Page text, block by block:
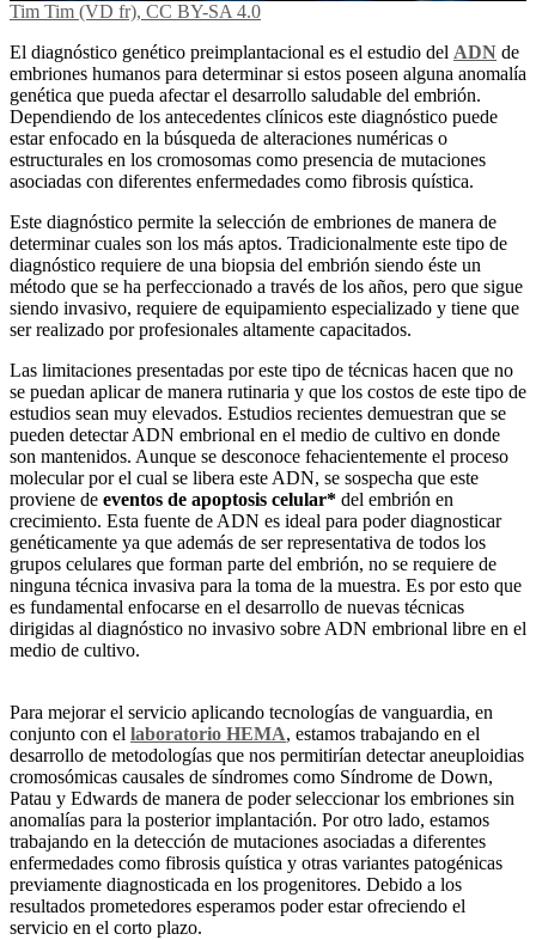
Tim Tim (VD fr), CC BY-SA 4.0
El diagnóstico genético preimplantacional es el estudio del ADN de
embriones humanos para determinar si estos poseen alguna anomalía
genética que pueda afectar el desarrollo saludable del embrión.
Dependiendo de los antecedentes clínicos este diagnóstico puede
estar enfocado en la búsqueda de alteraciones numéricas o
estructurales en los cromosomas como presencia de mutaciones
asociadas con diferentes enfermedades como fibrosis quística.
Este diagnóstico permite la selección de embriones de manera de
determinar cuales son los más aptos. Tradicionalmente este tipo de
diagnóstico requiere de una biopsia del embrión siendo éste un
método que se ha perfeccionado a través de los años, pero que sigue
siendo invasivo, requiere de equipamiento especializado y tiene que
ser realizado por profesionales altamente capacitados.
Las limitaciones presentadas por este tipo de técnicas hacen que no
se puedan aplicar de manera rutinaria y que los costos de este tipo de
estudios sean muy elevados. Estudios recientes demuestran que se
pueden detectar ADN embrional en el medio de cultivo en donde
son mantenidos. Aunque se desconoce fehacientemente el proceso
molecular por el cual se libera este ADN, se sospecha que este
proviene de eventos de apoptosis celular* del embrión en
crecimiento. Esta fuente de ADN es ideal para poder diagnosticar
genéticamente ya que además de ser representativa de todos los
grupos celulares que forman parte del embrión, no se requiere de
ninguna técnica invasiva para la toma de la muestra. Es por esto que
es fundamental enfocarse en el desarrollo de nuevas técnicas
dirigidas al diagnóstico no invasivo sobre ADN embrional libre en el
medio de cultivo.
Para mejorar el servicio aplicando tecnologías de vanguardia, en
conjunto con el laboratorio HEMA, estamos trabajando en el
desarrollo de metodologías que nos permitirían detectar aneuploidias
cromosómicas causales de síndromes como Síndrome de Down,
Patau y Edwards de manera de poder seleccionar los embriones sin
anomalías para la posterior implantación. Por otro lado, estamos
trabajando en la detección de mutaciones asociadas a diferentes
enfermedades como fibrosis quística y otras variantes patogénicas
previamente diagnosticada en los progenitores. Debido a los
resultados prometedores esperamos poder estar ofreciendo el
servicio en el corto plazo.